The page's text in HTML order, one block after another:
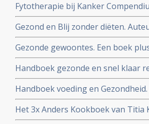
Fytotherapie bij Kanker
Auteur Rob Hamers
Gezond en Blij zonder diëten.
Gezonde gewoontes. Een boek
gewoontes om af te vallen maar
Handboek gezonde en snel klaar
Auteur Titia Kreijger
Handboek voeding en
Het 3x Anders Kookboek van Titia